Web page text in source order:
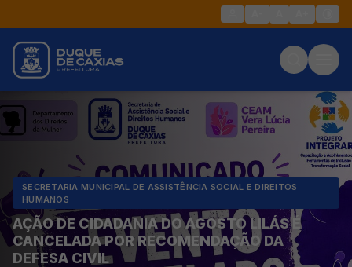
SECRETARIA MUNICIPAL DE ASSISTÊNCIA SOCIAL E DIREITOS
HUMANOS
AÇÃO DE CIDADANIA DO AGOSTO LILÁS É
CANCELADA POR RECOMENDAÇÃO DA
DEFESA CIVIL